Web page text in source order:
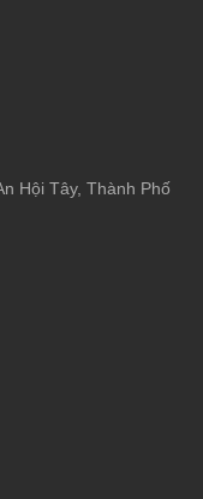
Hội Tây, Thành Phố